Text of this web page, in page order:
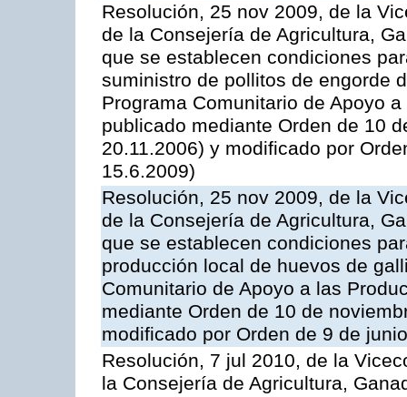
Resolución, 25 nov 2009, de la
de la Consejería de Agricultura,
que se establecen condiciones
suministro de pollitos de engorde
Programa Comunitario de Apoyo
publicado mediante Orden de 10
20.11.2006) y modificado por
15.6.2009)
Resolución, 25 nov 2009, de la
de la Consejería de Agricultura,
que se establecen condiciones
producción local de huevos de
Comunitario de Apoyo a las
mediante Orden de 10 de
modificado por Orden de 9 de
Resolución, 7 jul 2010, de la
la Consejería de Agricultura,